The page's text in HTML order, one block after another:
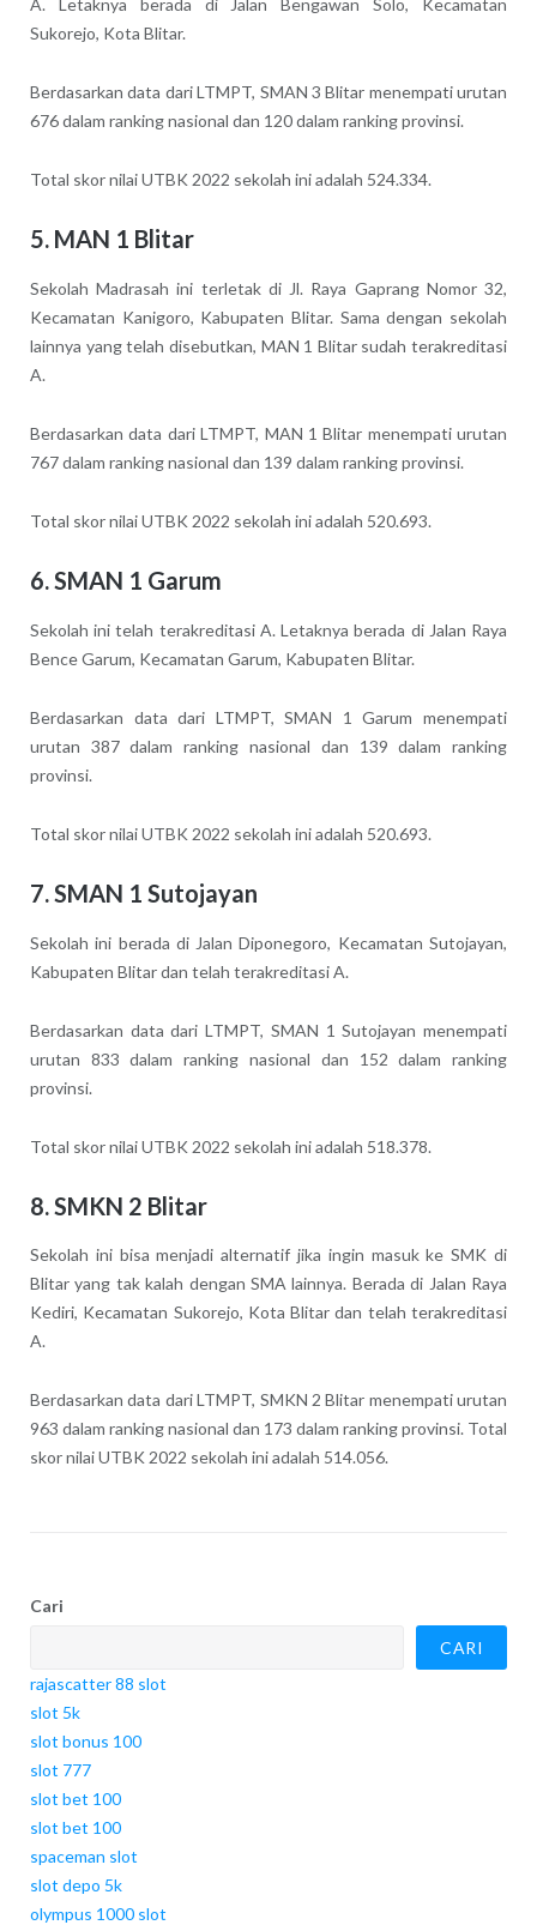
A. Letaknya berada di Jalan Bengawan Solo, Kecamatan
Sukorejo, Kota Blitar.
Berdasarkan data dari LTMPT, SMAN 3 Blitar menempati urutan
676 dalam ranking nasional dan 120 dalam ranking provinsi.
Total skor nilai UTBK 2022 sekolah ini adalah 524.334.
5. MAN 1 Blitar
Sekolah Madrasah ini terletak di Jl. Raya Gaprang Nomor 32,
Kecamatan Kanigoro, Kabupaten Blitar. Sama dengan sekolah
lainnya yang telah disebutkan, MAN 1 Blitar sudah terakreditasi
A.
Berdasarkan data dari LTMPT, MAN 1 Blitar menempati urutan
767 dalam ranking nasional dan 139 dalam ranking provinsi.
Total skor nilai UTBK 2022 sekolah ini adalah 520.693.
6. SMAN 1 Garum
Sekolah ini telah terakreditasi A. Letaknya berada di Jalan Raya
Bence Garum, Kecamatan Garum, Kabupaten Blitar.
Berdasarkan data dari LTMPT, SMAN 1 Garum menempati
urutan 387 dalam ranking nasional dan 139 dalam ranking
provinsi.
Total skor nilai UTBK 2022 sekolah ini adalah 520.693.
7. SMAN 1 Sutojayan
Sekolah ini berada di Jalan Diponegoro, Kecamatan Sutojayan,
Kabupaten Blitar dan telah terakreditasi A.
Berdasarkan data dari LTMPT, SMAN 1 Sutojayan menempati
urutan 833 dalam ranking nasional dan 152 dalam ranking
provinsi.
Total skor nilai UTBK 2022 sekolah ini adalah 518.378.
8. SMKN 2 Blitar
Sekolah ini bisa menjadi alternatif jika ingin masuk ke SMK di
Blitar yang tak kalah dengan SMA lainnya. Berada di Jalan Raya
Kediri, Kecamatan Sukorejo, Kota Blitar dan telah terakreditasi
A.
Berdasarkan data dari LTMPT, SMKN 2 Blitar menempati urutan
963 dalam ranking nasional dan 173 dalam ranking provinsi. Total
skor nilai UTBK 2022 sekolah ini adalah 514.056.
Cari
CARI
rajascatter 88 slot
slot 5k
slot bonus 100
slot 777
slot bet 100
slot bet 100
spaceman slot
slot depo 5k
olympus 1000 slot